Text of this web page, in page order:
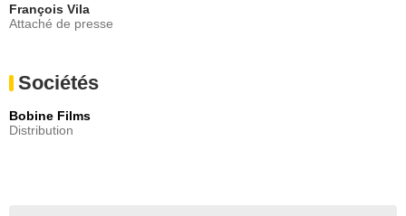
François Vila
Attaché de presse
Sociétés
Bobine Films
Distribution